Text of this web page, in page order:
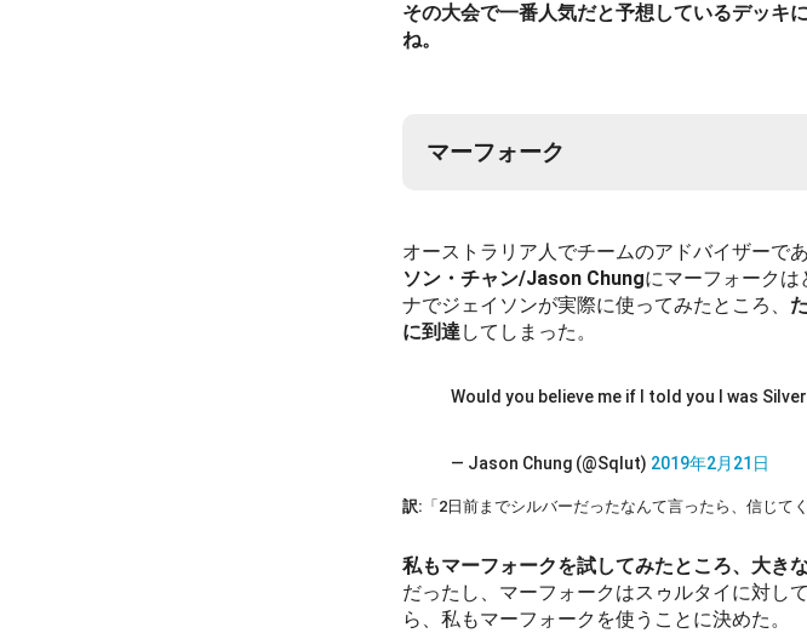
その大会で一番人気だと予想しているデッキ
ね。
マーフォーク
オーストラリア人でチームのアドバイザーで
ソン・チャン/Jason Chungにマーフォーク
ナでジェイソンが実際に使ってみたところ、
に到達してしまった。
Would you believe me if I told you I was
— Jason Chung (@Sqlut) 2019年2月21日
訳: 「2日前までシルバーだったなんて言ったら、信じて
私もマーフォークを試してみたところ、大き
だったし、マーフォークはスゥルタイに対し
ら、私もマーフォークを使うことに決めた。